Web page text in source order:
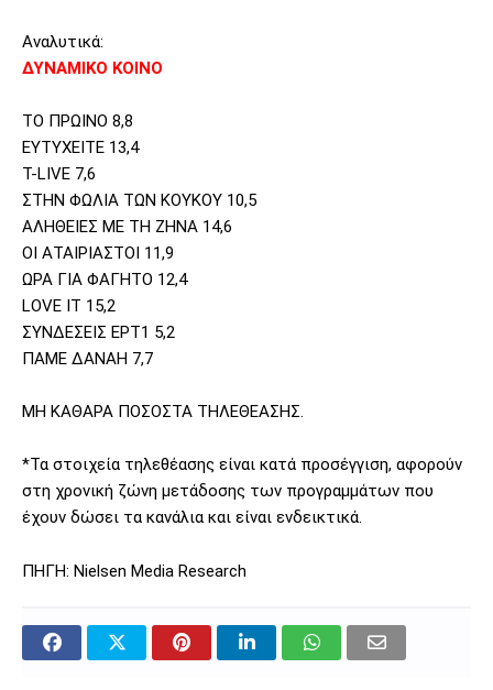
Αναλυτικά:
ΔΥΝΑΜΙΚΟ ΚΟΙΝΟ
ΤΟ ΠΡΩΙΝΟ 8,8
ΕΥΤΥΧΕΙΤΕ 13,4
T-LIVE 7,6
ΣΤΗΝ ΦΩΛΙΑ ΤΩΝ ΚΟΥΚΟΥ 10,5
ΑΛΗΘΕΙΕΣ ΜΕ ΤΗ ΖΗΝΑ 14,6
ΟΙ ΑΤΑΙΡΙΑΣΤΟΙ 11,9
ΩΡΑ ΓΙΑ ΦΑΓΗΤΟ 12,4
LOVE IT 15,2
ΣΥΝΔΕΣΕΙΣ ΕΡΤ1 5,2
ΠΑΜΕ ΔΑΝΑΗ 7,7
ΜΗ ΚΑΘΑΡΑ ΠΟΣΟΣΤΑ ΤΗΛΕΘΕΑΣΗΣ.
*Τα στοιχεία τηλεθέασης είναι κατά προσέγγιση, αφορούν
στη χρονική ζώνη μετάδοσης των προγραμμάτων που
έχουν δώσει τα κανάλια και είναι ενδεικτικά.
ΠΗΓΗ: Nielsen Media Research